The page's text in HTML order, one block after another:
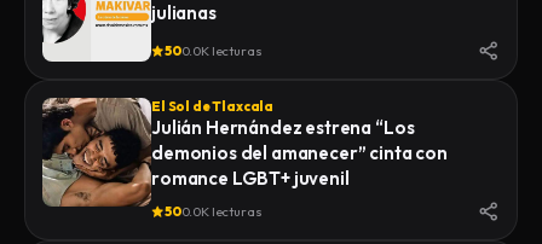
julianas
500.0K lecturas
El Sol de Tlaxcala
Julián Hernández estrena “Los
demonios del amanecer” cinta con
romance LGBT+ juvenil
500.0K lecturas